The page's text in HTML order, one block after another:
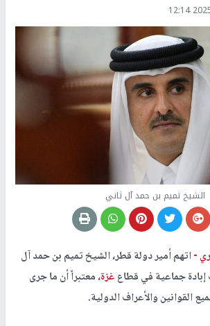
2025-
الشيخ تميم بن حمد آل ثاني
-اتهم أمير دولة قطر، الشيخ تميم بن حمد آل
إبادة جماعية في قطاعغزة، معتبراً أن ما جرى
القوانين والأعراف الدولية.